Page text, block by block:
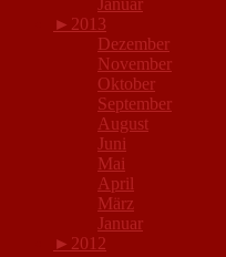
Januar
► 2013
Dezember
November
Oktober
September
August
Juni
Mai
April
März
Januar
► 2012